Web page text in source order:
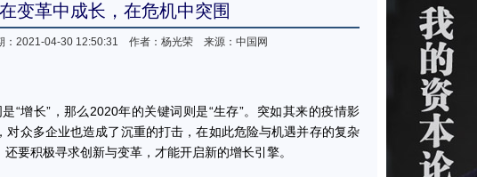
变革中成长，在危机中突围
：2021-04-30 12:50:31 作者：杨光荣 来源：中国网
长”，那么2020年的关键词则是“生存”。突如其来的疫情影
众多企业也造成了沉重的打击，在如此危险与机遇并存的复杂
要积极寻求创新与变革，才能开启新的增长引擎。